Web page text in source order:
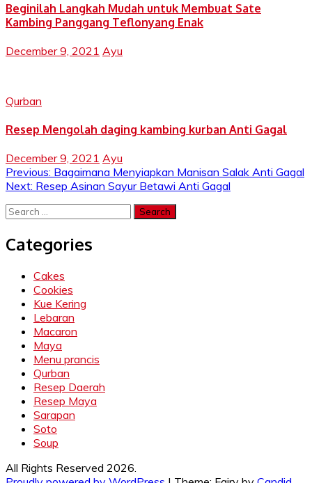
Beginilah Langkah Mudah untuk Membuat Sate
Kambing Panggang Teflonyang Enak
December 9, 2021 Ayu
Qurban
Resep Mengolah daging kambing kurban Anti Gagal
December 9, 2021 Ayu
Post
navigation
Previous: Bagaimana Menyiapkan Manisan Salak Anti Gagal
Next: Resep Asinan Sayur Betawi Anti Gagal
Search
Categories
Cakes
Cookies
Kue Kering
Lebaran
Macaron
Maya
Menu prancis
Qurban
Resep Daerah
Resep Maya
Sarapan
Soto
Soup
All Rights Reserved 2026.